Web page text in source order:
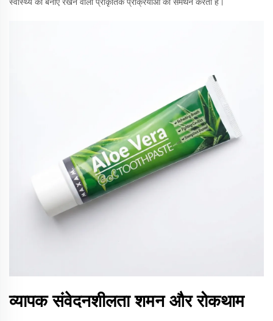
व्यापक संवेदनशीलता शमन और रोकथाम